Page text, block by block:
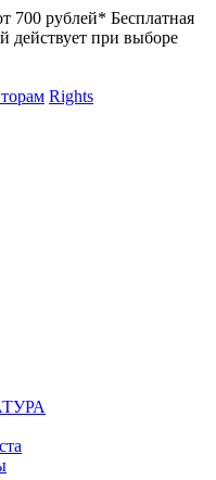
700 рублей* Бесплатная
действует при выборе
Rights